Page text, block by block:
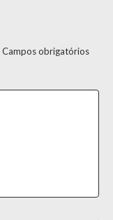
Campos obrigatórios